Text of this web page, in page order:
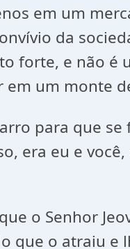
em um
da
forte, e não é
um monte
para que
era eu e
o Senhor
que o atraiu